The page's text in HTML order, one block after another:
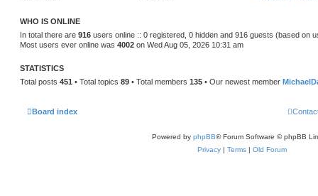
WHO IS ONLINE
In total there are 916 users online :: 0 registered, 0 hidden and 916 guests (based on
Most users ever online was 4002 on Wed Aug 05, 2026 10:31 am
STATISTICS
Total posts 451 • Total topics 89 • Total members 135 • Our newest member
Board index
Powered by phpBB® Forum Software © phpBB
Privacy| Terms| Old Forum